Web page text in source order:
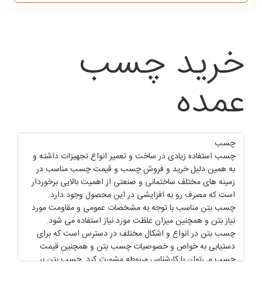
خرید چسب
عمده
چسب
چسب استفاده زیادی در ساخت و تعمیر انواع تجهیزات داشته و
به همین دلیل خرید و فروش چسب و قیمت چسب مناسب در
زمینه های مختلف ساختمانی و صنعتی از اهمیت بالایی برخوردار
است که مصرف رو به افزایشی در این محصول وجود دارد.
چسب بتن مناسب با توجه به مشخصات عمومی و مقاومت مورد
نیاز بتن و همچنین میزان غلظت مورد نیاز استفاده می شود.
چسب بتن در انواع و اشکال مختلف در دسترس است که برای
دستیابی به خواص و خصوصیات چسب بتن و همچنین قیمت
چسب می‌توان با کارشناس مربوطه مشورت کرد. چسب بتن بر